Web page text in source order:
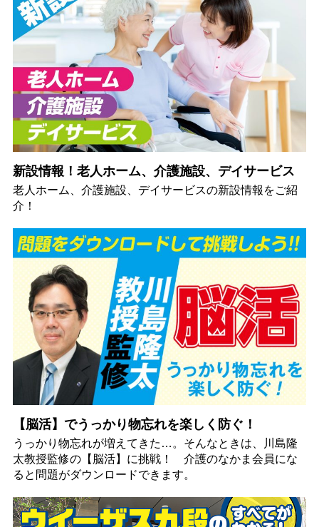
新設情報！老人ホーム、介護施設、デイサービス
老人ホーム、介護施設、デイサービスの新設情報をご紹
介！
【脳活】でうっかり物忘れを楽しく防ぐ！
うっかり物忘れが増えてきた…。そんなときは、川島隆
太教授監修の【脳活】に挑戦！ 介護のなかま会員にな
ると問題がダウンロードできます。